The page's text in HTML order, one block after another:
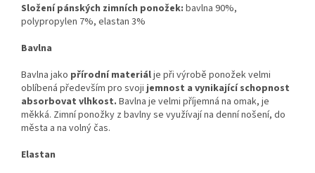
Složení pánských zimních ponožek: bavlna 90%,
polypropylen 7%, elastan 3%
Bavlna
Bavlna jako přírodní materiálje při výrobě ponožek velmi
oblíbená především pro svoji jemnost a vynikající schopnost
absorbovat vlhkost. Bavlna je velmi příjemná na omak, je
měkká. Zimní ponožky z bavlny se využívají na denní nošení, do
města a na volný čas.
Elastan